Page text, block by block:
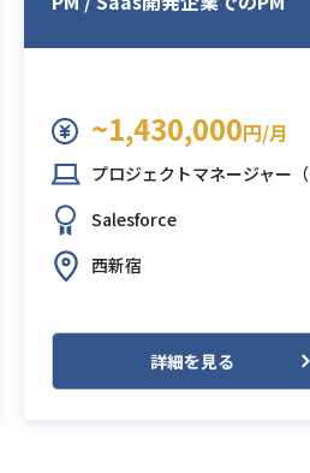
~1,430,000円/月
プロジェクトマネージャー（PM）
Salesforce
西新宿
詳細を見る